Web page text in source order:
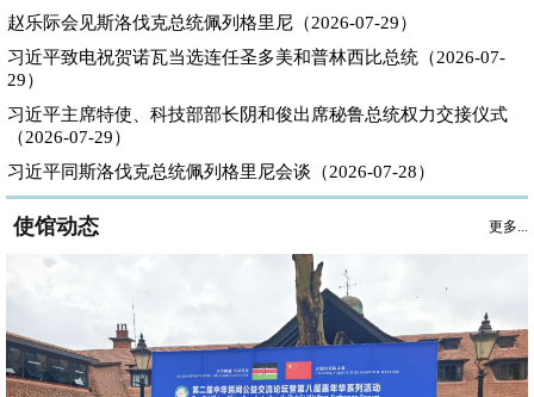
赵乐际会见斯洛伐克总统佩列格里尼（2026-07-29）
习近平致电祝贺诺瓦当选连任圣多美和普林西比总统（2026-07-
29）
习近平主席特使、科技部部长阴和俊出席秘鲁总统权力交接仪式
（2026-07-29）
习近平同斯洛伐克总统佩列格里尼会谈（2026-07-28）
使馆动态 更多...